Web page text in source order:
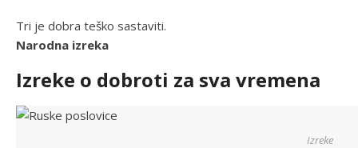
Tri je dobra teško sastaviti.
Narodna izreka
Izreke o dobroti za sva vremena
Izreke